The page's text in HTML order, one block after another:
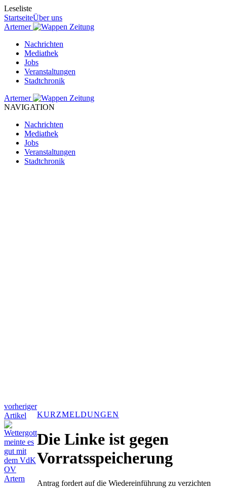
Leseliste
StartseiteÜber uns
Arterner
Zeitung
Nachrichten
Mediathek
Jobs
Veranstaltungen
Stadtchronik
Arterner
Zeitung
NAVIGATION
Nachrichten
Mediathek
Jobs
Veranstaltungen
Stadtchronik
vorheriger
Artikel
KURZMELDUNGEN
Die Linke ist gegen
Vorratsspeicherung
Antrag fordert auf die Wiedereinführung zu verzichten